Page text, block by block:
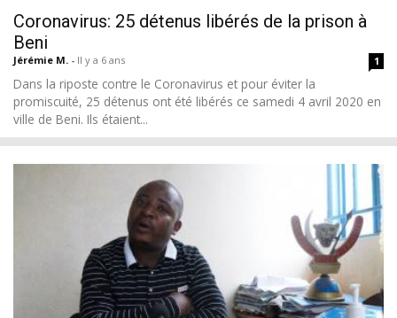
Coronavirus: 25 détenus libérés de la prison à
Beni
Jérémie M. - Il y a 6 ans 1
Dans la riposte contre le Coronavirus et pour éviter la
promiscuité, 25 détenus ont été libérés ce samedi 4 avril 2020 en
ville de Beni. Ils étaient...